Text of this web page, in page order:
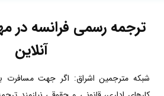
ترجمه رسمی فرانسه در
آنلاین
شبکه مترجمین اشراق: اگر جهت مسافرت